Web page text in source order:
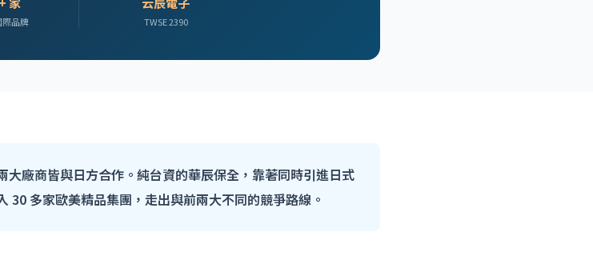
品牌 TWSE 2390
廠商皆與日方合作。純台資的華辰保全，靠著同時引進日式
30 多家歐美精品集團，走出與前兩大不同的競爭路線。